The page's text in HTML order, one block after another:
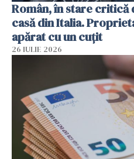
Român, în stare
casă din Italia.
apărat cu un cuțit
26 IULIE 2026